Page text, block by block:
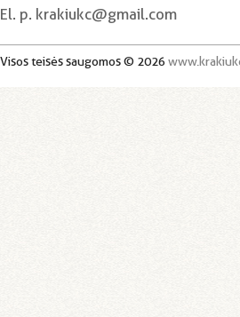
El. p. krakiukc@gmail.com
Visos teisės saugomos © 2026